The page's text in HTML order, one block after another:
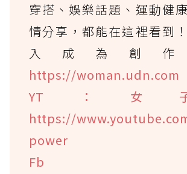
穿搭、娛樂話題、運動健
情分享，都能在這裡看到
入成為創作
https://woman.udn.com
YT：女
https://
power
Fb